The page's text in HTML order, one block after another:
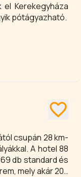
Kerekegyháza
pótágyazható.
csupán 28 km-
A hotel 88
db standard és
mely akár 200